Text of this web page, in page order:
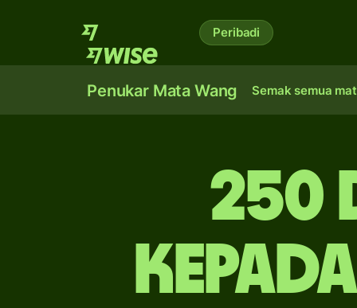
Peribadi
Penukar Mata Wang Semak semua